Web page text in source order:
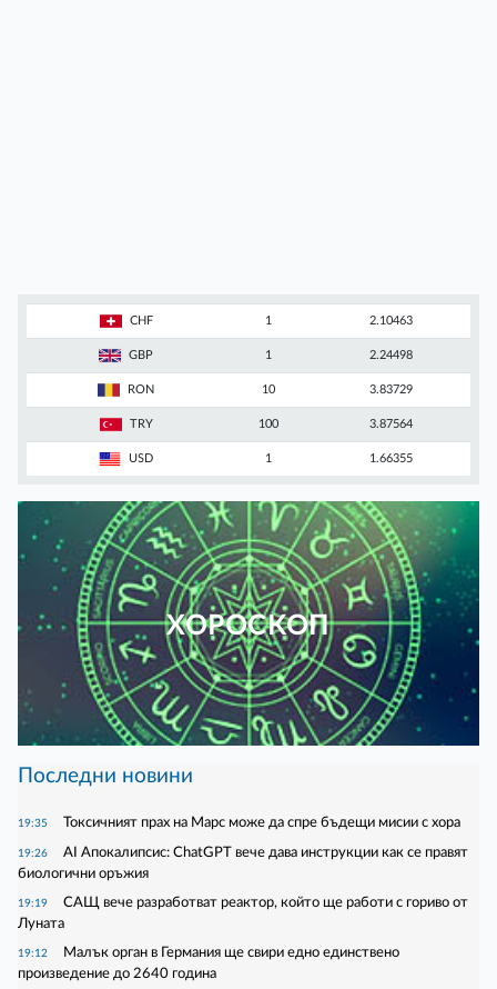
CHF 1 2.10463
GBP 1 2.24498
RON 10 3.83729
TRY 100 3.87564
USD 1 1.66355
ХОРОСКОП
Последни новини
19:35 Токсичният прах на Марс може да спре бъдещи мисии с хора
19:26
AI Апокалипсис: ChatGPT вече дава инструкции как се правят
биологични оръжия
19:19
САЩ вече разработват реактор, който ще работи с гориво от
Луната
19:12
Малък орган в Германия ще свири едно единствено
произведение до 2640 година